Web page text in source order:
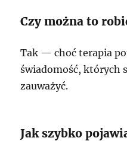
Czy można to
Tak — choć terapia
świadomość, których
zauważyć.
Jak szybko